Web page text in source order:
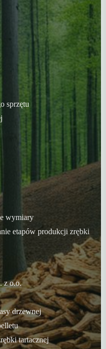
sprzętu
wymiary
etapów produkcji zrębki
z o.o.
drzewnej
tartacznej